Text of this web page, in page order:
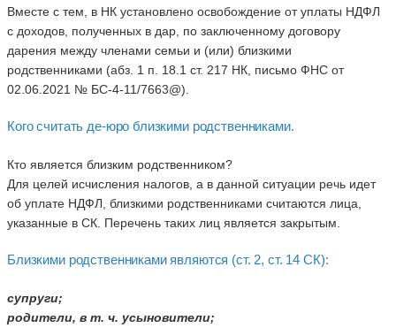
Вместе с тем, в НК установлено освобождение от уплаты НДФЛ
с доходов, полученных в дар, по заключенному договору
дарения между членами семьи и (или) близкими
родственниками (абз. 1 п. 18.1 ст. 217 НК, письмо ФНС от
02.06.2021 № БС-4-11/7663@).
Кого считать де-юро близкими родственниками.
Кто является близким родственником?
Для целей исчисления налогов, а в данной ситуации речь идет
об уплате НДФЛ, близкими родственниками считаются лица,
указанные в СК. Перечень таких лиц является закрытым.
Близкими родственниками являются (ст. 2, ст. 14 СК):
супруги;
родители, в т. ч. усыновители;